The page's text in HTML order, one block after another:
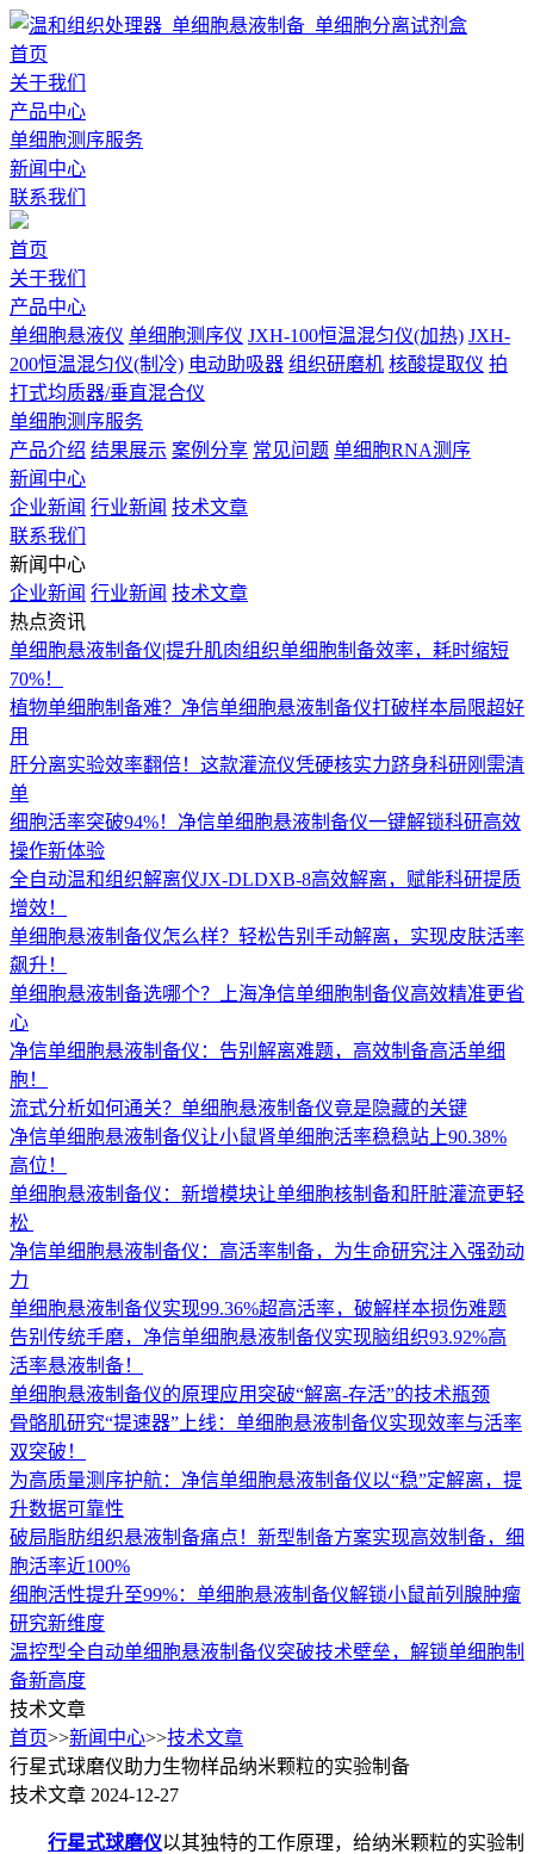
首页
关于我们
产品中心
单细胞测序服务
新闻中心
联系我们
首页
关于我们
产品中心
单细胞悬液仪 单细胞测序仪 JXH-100恒温混匀仪(加热) JXH-
200恒温混匀仪(制冷) 电动助吸器 组织研磨机 核酸提取仪 拍
打式均质器/垂直混合仪
单细胞测序服务
产品介绍 结果展示 案例分享 常见问题 单细胞RNA测序
新闻中心
企业新闻 行业新闻 技术文章
联系我们
新闻中心
企业新闻 行业新闻 技术文章
热点资讯
单细胞悬液制备仪|提升肌肉组织单细胞制备效率，耗时缩短
70%！
植物单细胞制备难？净信单细胞悬液制备仪打破样本局限超好
用
肝分离实验效率翻倍！这款灌流仪凭硬核实力跻身科研刚需清
单
细胞活率突破94%！净信单细胞悬液制备仪一键解锁科研高效
操作新体验
全自动温和组织解离仪JX-DLDXB-8高效解离，赋能科研提质
增效！
单细胞悬液制备仪怎么样？轻松告别手动解离，实现皮肤活率
飙升！
单细胞悬液制备选哪个？上海净信单细胞制备仪高效精准更省
心
净信单细胞悬液制备仪：告别解离难题，高效制备高活单细
胞！
流式分析如何通关？单细胞悬液制备仪竟是隐藏的关键
净信单细胞悬液制备仪让小鼠肾单细胞活率稳稳站上90.38%
高位！
单细胞悬液制备仪：新增模块让单细胞核制备和肝脏灌流更轻
松 ​
净信单细胞悬液制备仪：高活率制备，为生命研究注入强劲动
力
单细胞悬液制备仪实现99.36%超高活率，破解样本损伤难题
告别传统手磨，净信单细胞悬液制备仪实现脑组织93.92%高
活率悬液制备！
单细胞悬液制备仪的原理应用突破“解离-存活”的技术瓶颈
骨骼肌研究“提速器”上线：单细胞悬液制备仪实现效率与活率
双突破！
为高质量测序护航：净信单细胞悬液制备仪以“稳”定解离，提
升数据可靠性
破局脂肪组织悬液制备痛点！新型制备方案实现高效制备，细
胞活率近100%
细胞活性提升至99%：单细胞悬液制备仪解锁小鼠前列腺肿瘤
研究新维度
温控型全自动单细胞悬液制备仪突破技术壁垒，解锁单细胞制
备新高度
技术文章
首页>>新闻中心>>技术文章
行星式球磨仪助力生物样品纳米颗粒的实验制备
技术文章 2024-12-27
行星式球磨仪以其独特的工作原理，给纳米颗粒的实验制